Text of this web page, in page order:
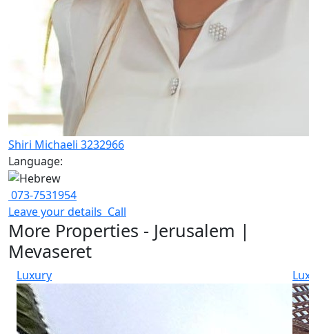
Shiri Michaeli 3232966
Language:
073-7531954
Leave your details Call
More Properties - Jerusalem |
Mevaseret
Luxury